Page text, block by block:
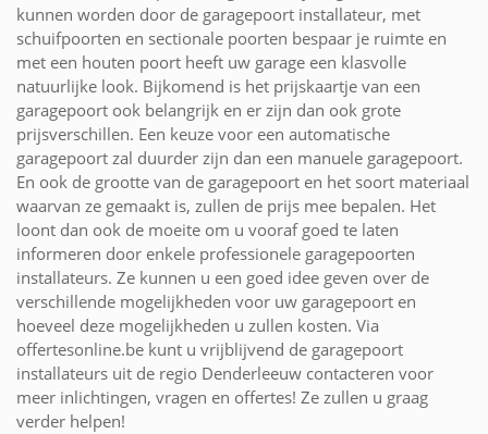
kunnen worden door de garagepoort installateur, met
schuifpoorten en sectionale poorten bespaar je ruimte en
met een houten poort heeft uw garage een klasvolle
natuurlijke look. Bijkomend is het prijskaartje van een
garagepoort ook belangrijk en er zijn dan ook grote
prijsverschillen. Een keuze voor een automatische
garagepoort zal duurder zijn dan een manuele garagepoort.
En ook de grootte van de garagepoort en het soort materiaal
waarvan ze gemaakt is, zullen de prijs mee bepalen. Het
loont dan ook de moeite om u vooraf goed te laten
informeren door enkele professionele garagepoorten
installateurs. Ze kunnen u een goed idee geven over de
verschillende mogelijkheden voor uw garagepoort en
hoeveel deze mogelijkheden u zullen kosten. Via
offertesonline.be kunt u vrijblijvend de garagepoort
installateurs uit de regio Denderleeuw contacteren voor
meer inlichtingen, vragen en offertes! Ze zullen u graag
verder helpen!